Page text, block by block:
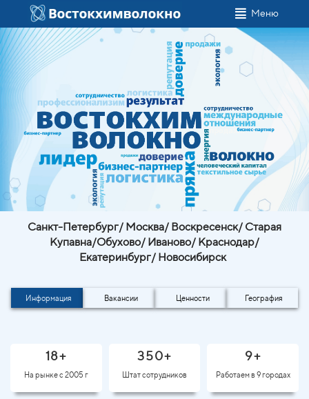
Меню
Санкт-Петербург/ Москва/ Воскресенск/ Старая
Купавна/Обухово/ Иваново/ Краснодар/
Екатеринбург/ Новосибирск
Информация Вакансии Ценности География
18+
На рынке с 2005 г
350+
Штат сотрудников
9+
Работаем в 9 городах